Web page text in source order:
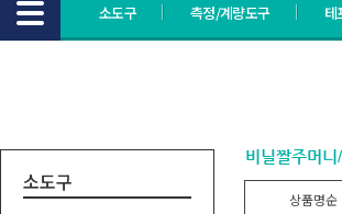
소도구 측정/계량도구 테
소도구
비닐짤주머니
상품명순